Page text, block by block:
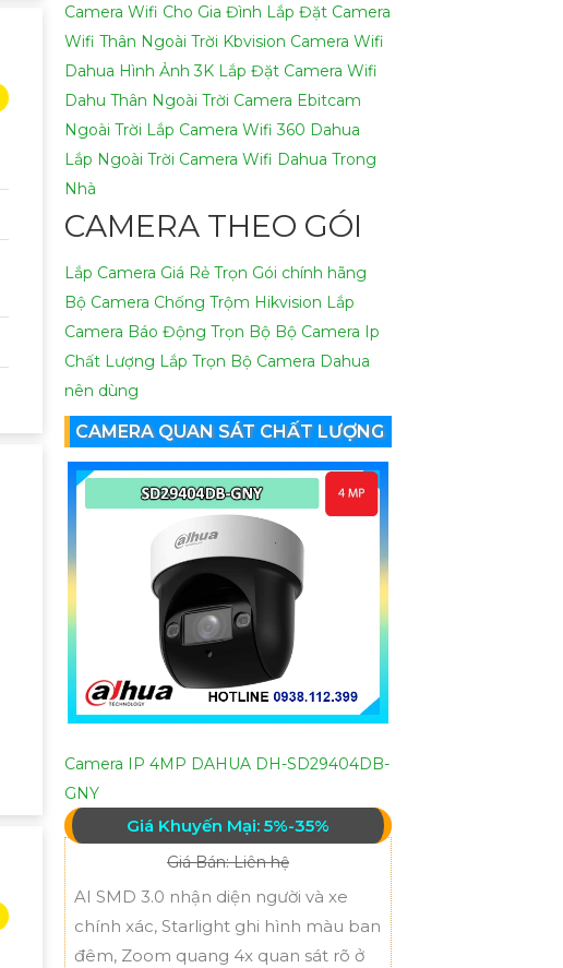
Camera Wifi Cho Gia Đình Lắp Đặt Camera
Wifi Thân Ngoài Trời Kbvision Camera Wifi
Dahua Hình Ảnh 3K Lắp Đặt Camera Wifi
Dahu Thân Ngoài Trời Camera Ebitcam
Ngoài Trời Lắp Camera Wifi 360 Dahua
Lắp Ngoài Trời Camera Wifi Dahua Trong
Nhà
CAMERA THEO GÓI
Lắp Camera Giá Rẻ Trọn Gói chính hãng
Bộ Camera Chống Trộm Hikvision Lắp
Camera Báo Động Trọn Bộ Bộ Camera Ip
Chất Lượng Lắp Trọn Bộ Camera Dahua
nên dùng
CAMERA QUAN SÁT CHẤT LƯỢNG
Camera IP 4MP DAHUA DH-SD29404DB-
GNY
Giá Khuyến Mại: 5%-35%
Giá Bán: Liên hệ
AI SMD 3.0 nhận diện người và xe
chính xác, Starlight ghi hình màu ban
đêm, Zoom quang 4x quan sát rõ ở